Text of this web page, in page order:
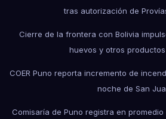
tras autorización de
Cierre de la frontera con Bolivia
huevos y otros
COER Puno reporta incremento de
noche de San
Comisaría de Puno registra en